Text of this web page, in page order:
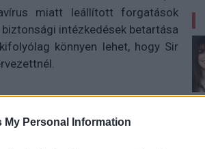
My Personal Information
miatt leállított forgatások
intézkedések betartása
könnyen lehet, hogy Sir
friss nyilatkozata, aki a
a Sherlock Holmes-széria